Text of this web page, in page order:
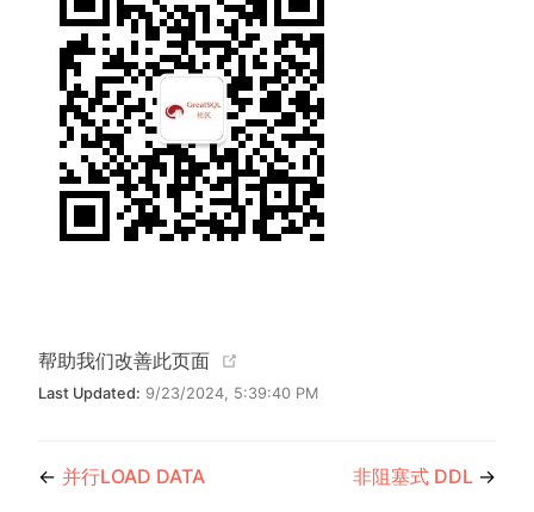
帮助我们改善此页面
Last Updated: 9/23/2024, 5:39:40 PM
← 并行LOAD DATA 非阻塞式 DDL →